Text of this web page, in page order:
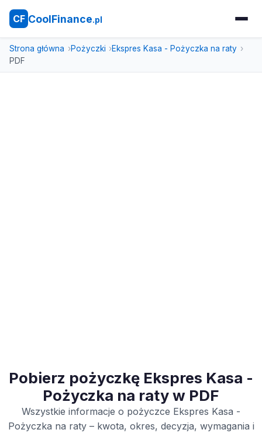
CF CoolFinance.pl
Strona główna Pożyczki
Ekspres Kasa - Pożyczka na raty
PDF
Pobierz pożyczkę Ekspres Kasa -
Pożyczka na raty w PDF
Wszystkie informacje o pożyczce Ekspres Kasa -
Pożyczka na raty – kwota, okres, decyzja, wymagania i